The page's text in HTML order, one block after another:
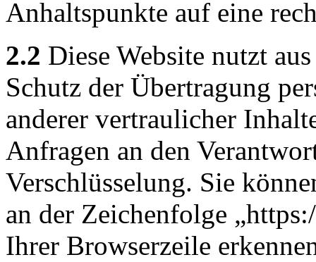
Anhaltspunkte auf eine
2.2 Diese Website nutzt
Schutz der Übertragung
anderer vertraulicher
Anfragen an den
Verschlüsselung. Sie
an der Zeichenfolge
Ihrer Browserzeile